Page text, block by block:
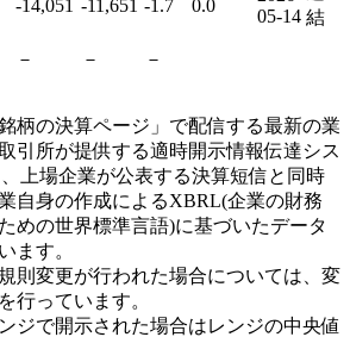
-14,051 -11,651 -1.7 0.0
05-14 結
－ － －
柄の決算ページ」で配信する最新の業
引所が提供する適時開示情報伝達シス
上場企業が公表する決算短信と同時
自身の作成によるXBRL(企業の財務
めの世界標準言語)に基づいたデータ
ます。
則変更が行われた場合については、変
行っています。
ジで開示された場合はレンジの中央値